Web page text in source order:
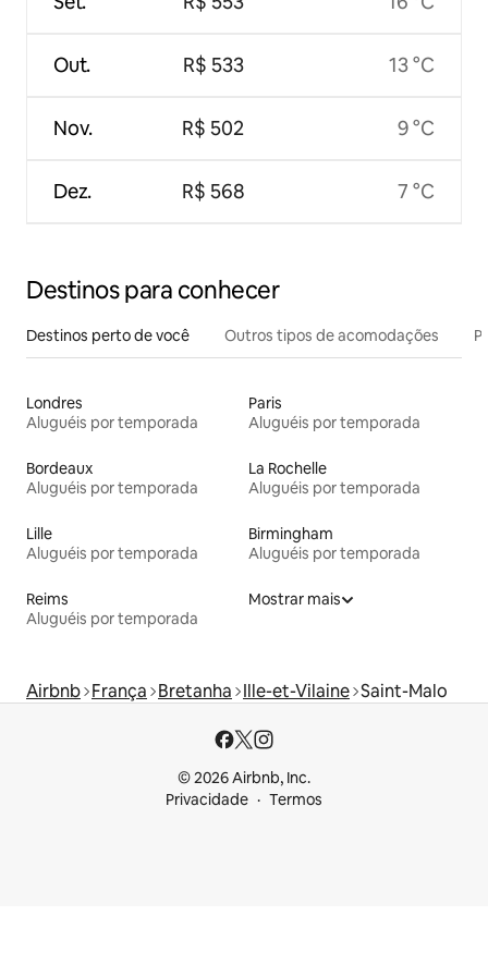
Out.
Nov.
Dez.
R$ 533
R$ 502
R$ 568
13 °C
9 °C
7 °C
Destinos para conhecer
Destinos perto de você Outros tipos de acomodações
Londres
Aluguéis por temporada
Paris
Aluguéis por temporada
Bordeaux
Aluguéis por temporada
La Rochelle
Aluguéis por temporada
Lille
Aluguéis por temporada
Birmingham
Aluguéis por temporada
Reims
Aluguéis por temporada
Mostrar mais
Airbnb França Bretanha Ille-et-Vilaine Saint-Malo
© 2026 Airbnb, Inc.
Privacidade
Termos